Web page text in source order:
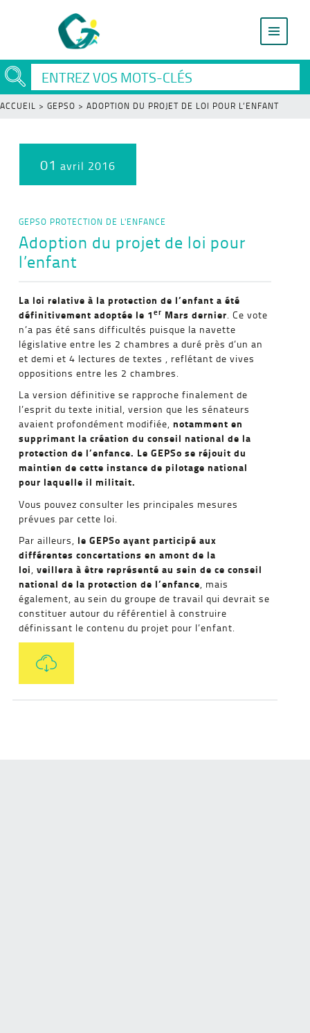
ACCUEIL > GEPSO > ADOPTION DU PROJET DE LOI POUR L’ENFANT
01 avril 2016
GEPSO PROTECTION DE L'ENFANCE
Adoption du projet de loi pour
l’enfant
La loi relative à la protection de l’enfant a été
définitivement adoptée le 1er Mars dernier. Ce vote
n’a pas été sans difficultés puisque la navette
législative entre les 2 chambres a duré près d’un an
et demi et 4 lectures de textes , reflétant de vives
oppositions entre les 2 chambres.
La version définitive se rapproche finalement de
l’esprit du texte initial, version que les sénateurs
avaient profondément modifiée,notamment en
supprimant la création du conseil national de la
protection de l’enfance. Le GEPSo se réjouit du
maintien de cette instance de pilotage national
pour laquelle il militait.
Vous pouvez consulter les principales mesures
prévues par cette loi.
Par ailleurs, le GEPSo ayant participé aux
différentes concertations en amont de la
loi, veillera à être représenté au sein de ce conseil
national de la protection de l’enfance, mais
également, au sein du groupe de travail qui devrait se
constituer autour du référentiel à construire
définissant le contenu du projet pour l’enfant.